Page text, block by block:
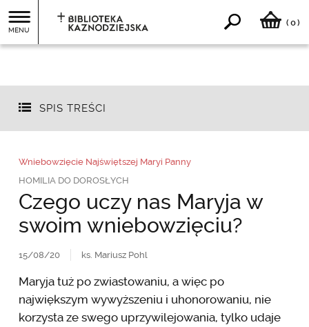
MENU
( 0)
SPIS TREŚCI
Wniebowzięcie Najświętszej Maryi Panny
HOMILIA DO DOROSŁYCH
Czego uczy nas Maryja w
swoim wniebowzięciu?
15/08/20 ks. Mariusz Pohl
Maryja tuż po zwiastowaniu, a więc po
największym wywyższeniu i uhonorowaniu, nie
korzysta ze swego uprzywilejowania, tylko udaje